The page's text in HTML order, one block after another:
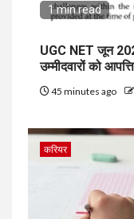
1 min read
UGC NET जून
उम्मीदवारों को
45 minutes ago
करियर